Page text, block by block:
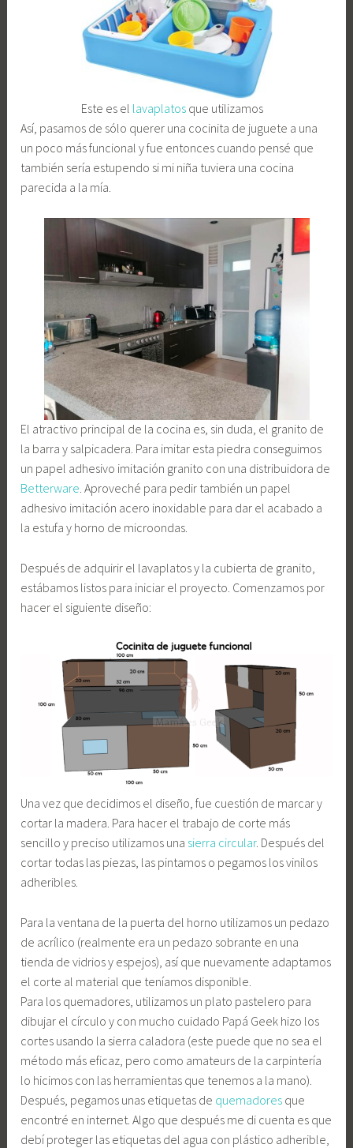
Este es el lavaplatosque utilizamos
Así, pasamos de sólo querer una cocinita de juguete a una
un poco más funcional y fue entonces cuando pensé que
también sería estupendo si mi niña tuviera una cocina
parecida a la mía.
El atractivo principal de la cocina es, sin duda, el granito de
la barra y salpicadera. Para imitar esta piedra conseguimos
un papel adhesivo imitación granito con una distribuidora de
Betterware. Aproveché para pedir también un papel
adhesivo imitación acero inoxidable para dar el acabado a
la estufa y horno de microondas.
Después de adquirir el lavaplatos y la cubierta de granito,
estábamos listos para iniciar el proyecto. Comenzamos por
hacer el siguiente diseño:
Una vez que decidimos el diseño, fue cuestión de marcar y
cortar la madera. Para hacer el trabajo de corte más
sencillo y preciso utilizamos una sierra circular. Después del
cortar todas las piezas, las pintamos o pegamos los vinilos
adheribles.
Para la ventana de la puerta del horno utilizamos un pedazo
de acrílico (realmente era un pedazo sobrante en una
tienda de vidrios y espejos), así que nuevamente adaptamos
el corte al material que teníamos disponible.
Para los quemadores, utilizamos un plato pastelero para
dibujar el círculo y con mucho cuidado Papá Geek hizo los
cortes usando la sierra caladora (este puede que no sea el
método más eficaz, pero como amateurs de la carpintería
lo hicimos con las herramientas que tenemos a la mano).
Después, pegamos unas etiquetas de quemadores que
encontré en internet. Algo que después me di cuenta es que
debí proteger las etiquetas del agua con plástico adherible,